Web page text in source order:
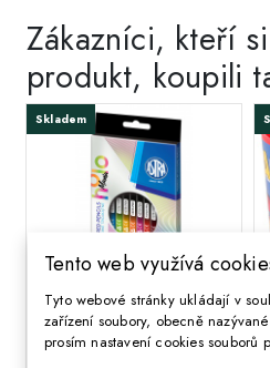
Zákazníci, kteří
produkt, koupili
Skladem
Tříhranné barvičky z
;
Tento web využívá
Tyto webové stránky ukládají v
zařízení soubory, obecně
prosím nastavení cookies souborů